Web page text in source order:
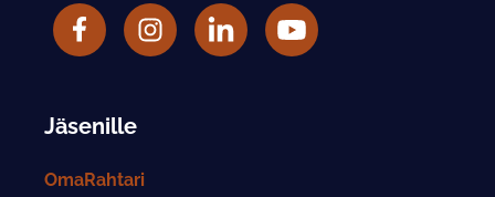
FacebookRahtarit ry Instagram-tili
LinkedIn Rahtarit ry YouTube-tili
Jäsenille
OmaRahtari